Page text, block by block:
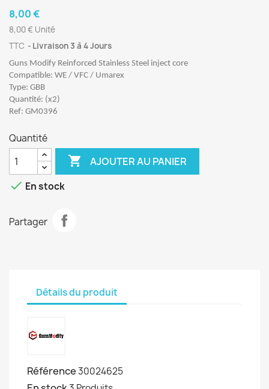
8,00 €
8,00 € Unité
TTC
Livraison 3 à 4 Jours
Guns Modify Reinforced Stainless Steel inject core
Compatible: WE / VFC / Umarex
Type: GBB
Quantité: (x2)
Ref: GM0396
Quantité
 AJOUTER AU PANIER
 En stock
Partager
Détails du produit
Référence30024625